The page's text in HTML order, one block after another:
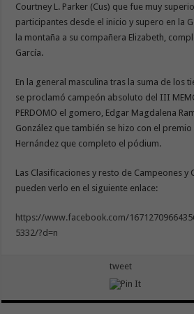
Courtney L. Parker (Cus) que fue muy
participantes desde el inicio y supero en la
la montaña a su compañera Elizabeth,
García.
En la general masculina tras la suma de los
se proclamó campeón absoluto del III
PERDOMO el gomero, Edgar Magdalena
González que también se hizo con el premio
Hernández que completo el pódium.
Las Clasificaciones y resto de Campeones y
pueden verlo en el siguiente enlace:
https://www.facebook.com/
5332/?d=n
tweet